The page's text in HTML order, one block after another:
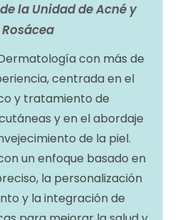
la Unidad de Acné y
Rosácea
con más de
centrada en el
y tratamiento de
y en el abordaje
de la piel.
un enfoque basado en
la personalización
y la integración de